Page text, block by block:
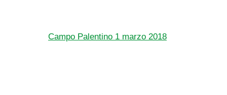
Campo Palentino 1 marzo 2018